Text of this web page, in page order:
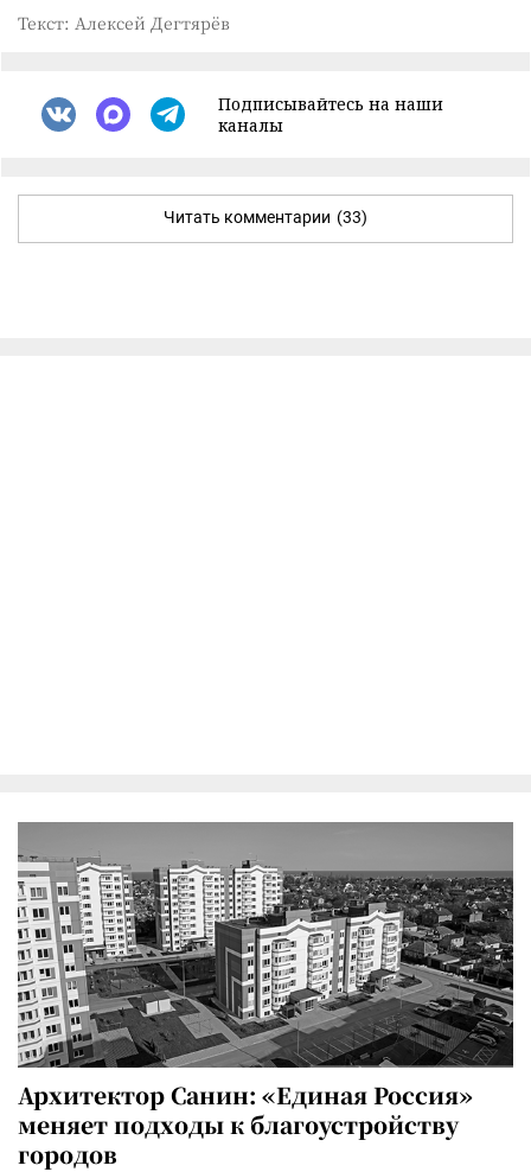
Текст: Алексей Дегтярёв
Подписывайтесь на наши
каналы
Читать комментарии (33)
Архитектор Санин: «Единая Россия»
меняет подходы к благоустройству
городов